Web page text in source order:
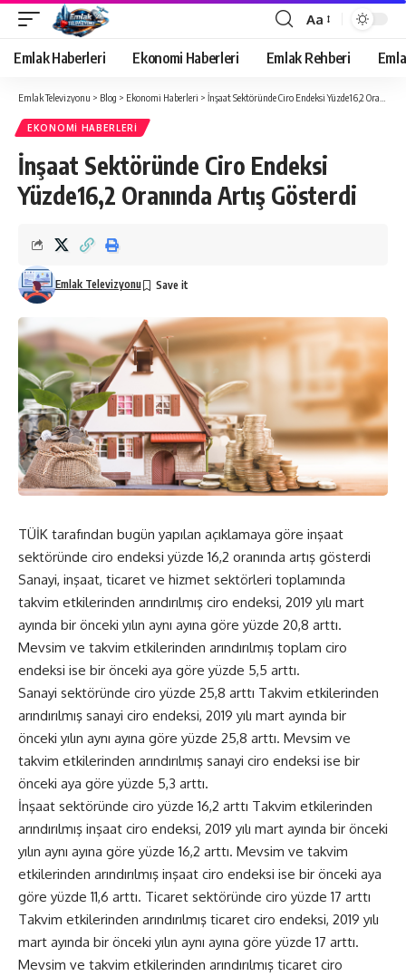
Yazı
Tipi
Boyutlandırıcı
Aa
Emlak Haberleri Ekonomi Haberleri Emlak Rehberi
Emlak Televizyonu > Blog > Ekonomi Haberleri > İnşaat Sektöründe Ciro Endeksi Yüzde16,2 Oranında Artış Gösterdi
EKONOMI HABERLERI
İnşaat Sektöründe Ciro Endeksi
Yüzde16,2 Oranında Artış Gösterdi
Emlak Televizyonu
TÜİK tarafından bugün yapılan açıklamaya göre inşaat
sektöründe ciro endeksi yüzde 16,2 oranında artış gösterdi
Sanayi, inşaat, ticaret ve hizmet sektörleri toplamında
takvim etkilerinden arındırılmış ciro endeksi, 2019 yılı mart
ayında bir önceki yılın aynı ayına göre yüzde 20,8 arttı.
Mevsim ve takvim etkilerinden arındırılmış toplam ciro
endeksi ise bir önceki aya göre yüzde 5,5 arttı.
Sanayi sektöründe ciro yüzde 25,8 arttı Takvim etkilerinden
arındırılmış sanayi ciro endeksi, 2019 yılı mart ayında bir
önceki yılın aynı ayına göre yüzde 25,8 arttı. Mevsim ve
takvim etkilerinden arındırılmış sanayi ciro endeksi ise bir
önceki aya göre yüzde 5,3 arttı.
İnşaat sektöründe ciro yüzde 16,2 arttı Takvim etkilerinden
arındırılmış inşaat ciro endeksi, 2019 yılı mart ayında bir önceki
yılın aynı ayına göre yüzde 16,2 arttı. Mevsim ve takvim
etkilerinden arındırılmış inşaat ciro endeksi ise bir önceki aya
göre yüzde 11,6 arttı. Ticaret sektöründe ciro yüzde 17 arttı
Takvim etkilerinden arındırılmış ticaret ciro endeksi, 2019 yılı
mart ayında bir önceki yılın aynı ayına göre yüzde 17 arttı.
Mevsim ve takvim etkilerinden arındırılmış ticaret ciro